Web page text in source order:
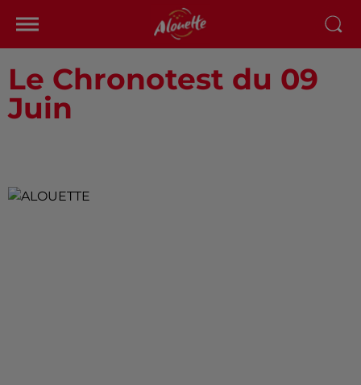
Le Chronotest du 09
Juin